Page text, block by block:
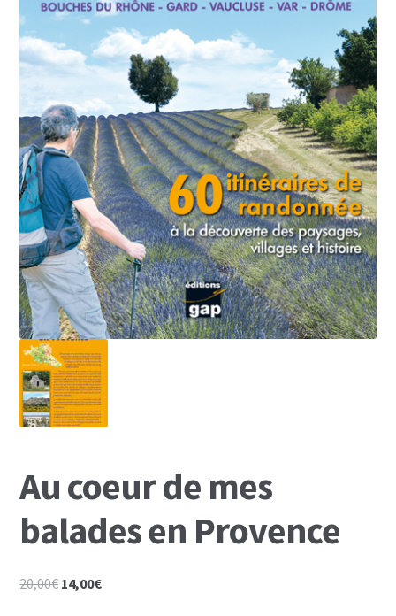
Mon Compte
Panier
Au coeur de mes
balades en Provence
20,00€ Le
14,00€Le